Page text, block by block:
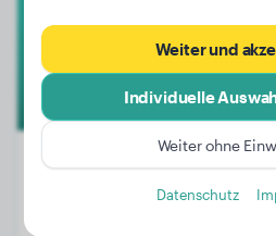
Weiter und
Individuelle
Weiter ohne
Datenschutz